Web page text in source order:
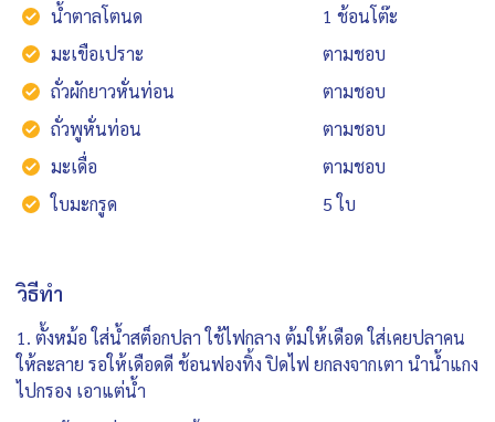
น้ำตาลโตนด
1 ช้อนโต๊ะ
มะเขือเปราะ
ตามชอบ
ถั่วผักยาวหั่นท่อน
ตามชอบ
ถั่วพูหั่นท่อน
ตามชอบ
มะเดื่อ
ตามชอบ
ใบมะกรูด
5 ใบ
วิธีทำ
1. ตั้งหม้อ ใส่น้ำสต็อกปลา ใช้ไฟกลาง ต้มให้เดือด ใส่เคยปลาคน
ให้ละลาย รอให้เดือดดี ช้อนฟองทิ้ง ปิดไฟ ยกลงจากเตา นำน้ำแกง
ไปกรอง เอาแต่น้ำ